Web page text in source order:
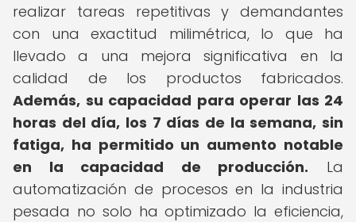
realizar tareas repetitivas y demandantes
con una exactitud milimétrica, lo que ha
llevado a una mejora significativa en la
calidad de los productos fabricados.
Además, su capacidad para operar las 24
horas del día, los 7 días de la semana, sin
fatiga, ha permitido un aumento notable
en la capacidad de producción. La
automatización de procesos en la industria
pesada no solo ha optimizado la eficiencia,